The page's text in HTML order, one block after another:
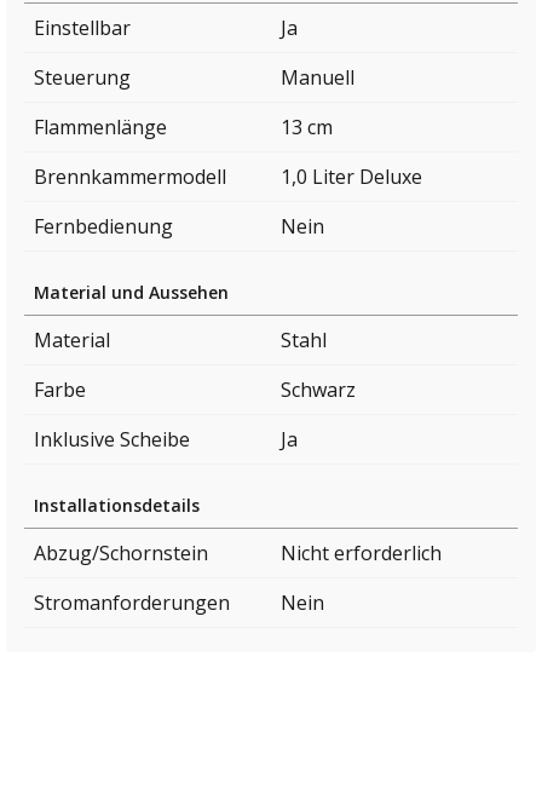
Einstellbar
Ja
Steuerung
Manuell
Flammenlänge
13 cm
Brennkammermodell
1,0 Liter Deluxe
Fernbedienung
Nein
Material und Aussehen
Material
Stahl
Farbe
Schwarz
Inklusive Scheibe
Ja
Installationsdetails
Abzug/Schornstein
Nicht erforderlich
Stromanforderungen
Nein